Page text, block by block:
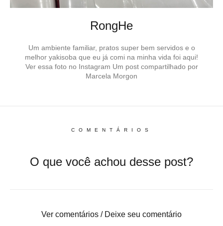
RongHe
Um ambiente familiar, pratos super bem servidos e o
melhor yakisoba que eu já comi na minha vida foi aqui!
Ver essa foto no Instagram Um post compartilhado por
Marcela Morgon
COMENTÁRIOS
O que você achou desse post?
Ver comentários / Deixe seu comentário